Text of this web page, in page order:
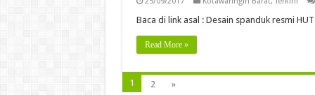
Baca di link asal : Desain spanduk resmi
Read More »
1 2 »